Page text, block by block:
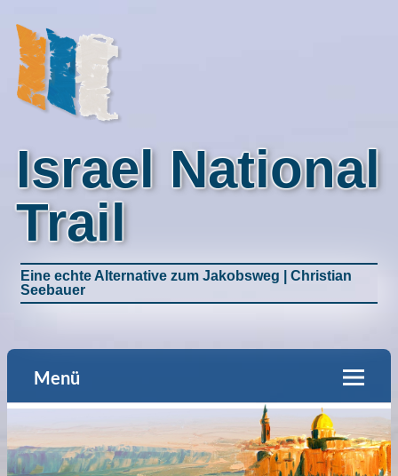
Israel National
Trail
Eine echte Alternative zum Jakobsweg | Christian
Seebauer
Menü